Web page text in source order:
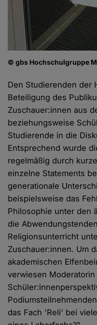
© gbs Hochschulgruppe
Den Studierenden der
Beteiligung des
Zuschauer:innen aus
beziehungsweise
Studierende in die
Entsprechend wurde
regelmäßig durch
einzelne Statements
generationale
beispielsweise das
Philosophie unter den
die
Religionsunterricht
Zuschauer:innen. Um
akademischen
verwiesen
das Fach 'Reli' bei